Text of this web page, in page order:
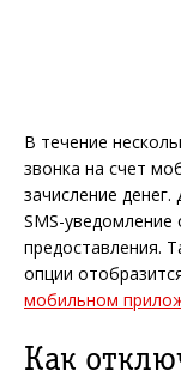
В течение
звонка на счет
зачисление
SMS-уведомление
предоставления.
опции
мобильном
Как